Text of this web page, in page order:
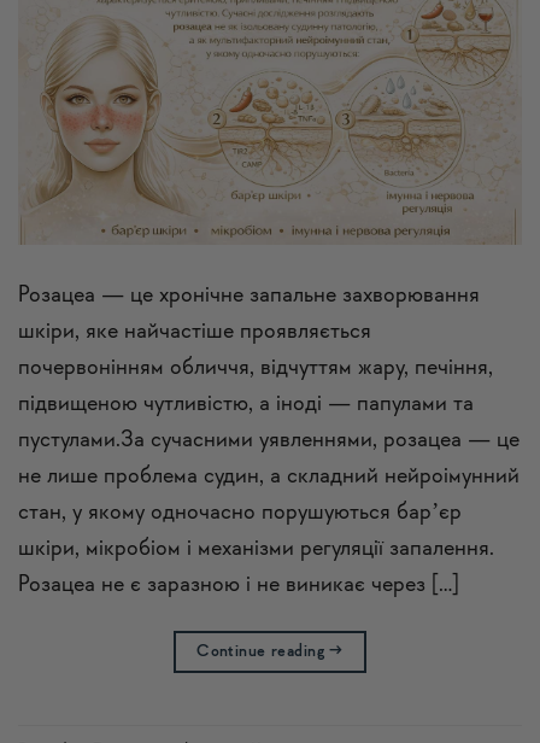
Розацеа — це хронічне запальне захворювання
шкіри, яке найчастіше проявляється
почервонінням обличчя, відчуттям жару, печіння,
підвищеною чутливістю, а іноді — папулами та
пустулами.За сучасними уявленнями, розацеа — це
не лише проблема судин, а складний нейроімунний
стан, у якому одночасно порушуються барʼєр
шкіри, мікробіом і механізми регуляції запалення.
Розацеа не є заразною і не виникає через […]
Continue reading→